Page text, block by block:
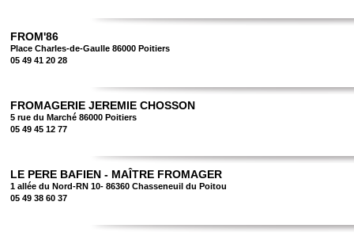
FROM'86
Place Charles-de-Gaulle 86000 Poitiers
05 49 41 20 28
FROMAGERIE JEREMIE CHOSSON
5 rue du Marché 86000 Poitiers
05 49 45 12 77
LE PERE BAFIEN - MAÎTRE FROMAGER
1 allée du Nord-RN 10- 86360 Chasseneuil du Poitou
05 49 38 60 37